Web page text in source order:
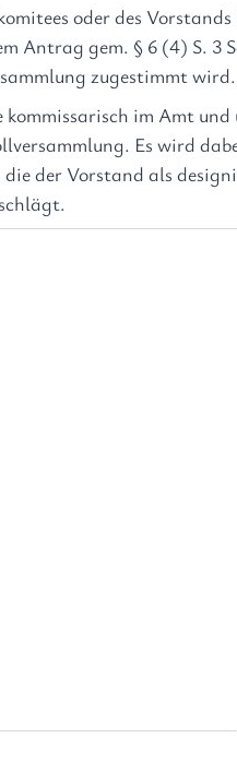
oder des
Antrag gem. § 6 (4) S. 3
zugestimmt wird.
im Amt
Es wird
der Vorstand als